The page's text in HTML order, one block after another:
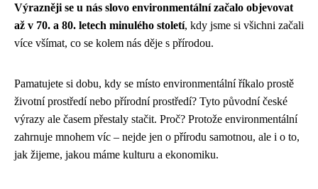
Výrazněji se u nás slovo environmentální začalo objevovat
až v 70. a 80. letech minulého století, kdy jsme si všichni začali
více všímat, co se kolem nás děje s přírodou.
Pamatujete si dobu, kdy se místo environmentální říkalo prostě
životní prostředí nebo přírodní prostředí? Tyto původní české
výrazy ale časem přestaly stačit. Proč? Protože environmentální
zahrnuje mnohem víc – nejde jen o přírodu samotnou, ale i o to,
jak žijeme, jakou máme kulturu a ekonomiku.